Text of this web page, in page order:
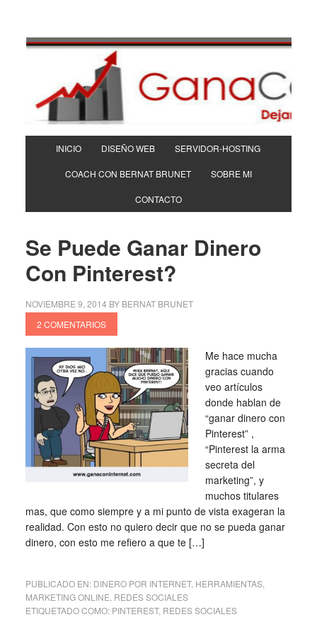
INICIO DISEÑO WEB SERVIDOR-HOSTING
COACH CON BERNAT BRUNET SOBRE MI
CONTACTO
Se Puede Ganar Dinero
Con Pinterest?
NOVIEMBRE 9, 2014 BY BERNAT BRUNET
2 COMENTARIOS
Me hace mucha
gracias cuando
veo artículos
donde hablan de
“ganar dinero con
Pinterest” ,
“Pinterest la arma
secreta del
marketing”, y
muchos titulares
mas, que como siempre y a mi punto de vista exageran la
realidad. Con esto no quiero decir que no se pueda ganar
dinero, con esto me refiero a que te […]
PUBLICADO EN: DINERO POR INTERNET, HERRAMIENTAS,
MARKETING ONLINE REDES SOCIALES
ETIQUETADO COMO: PINTEREST, REDES SOCIALES